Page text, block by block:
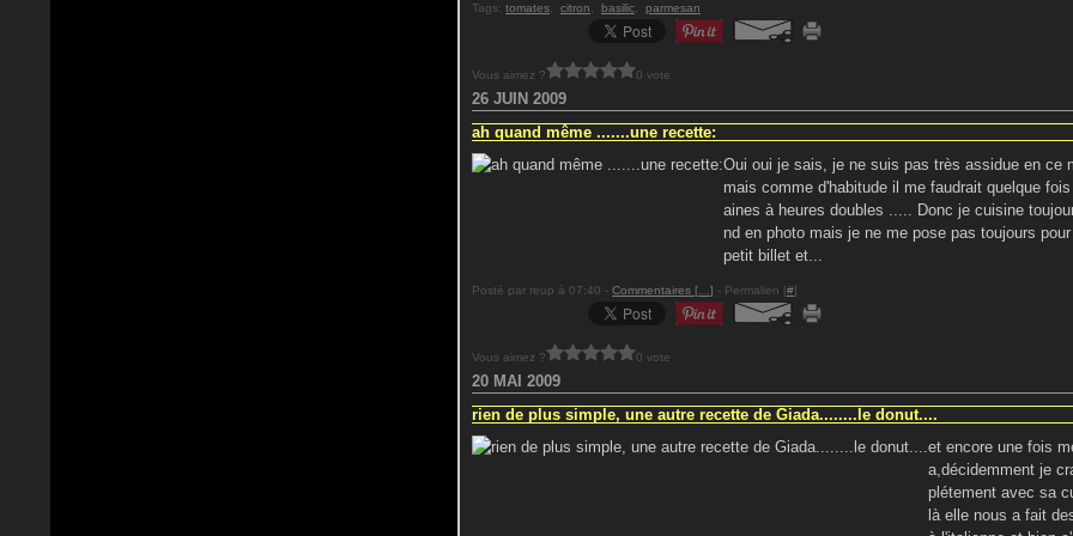
Tags: tomates citron basilic parmesan
Vous aimez ? 0 vote
26 JUIN 2009
ah quand même .......une recette:
Oui oui je sais, je ne suis pas très assidue en ce
mais comme d'habitude il me faudrait quelque
aines à heures doubles ..... Donc je cuisine
nd en photo mais je ne me pose pas toujours
petit billet et...
Posté par reup à 07:40 - Commentaires [ ] - Permalien [#]
Vous aimez ? 0 vote
20 MAI 2009
rien de plus simple, une autre recette de Giada........le donut....
et encore une fois
a,décidemment je
plétement avec sa
là elle nous a fait